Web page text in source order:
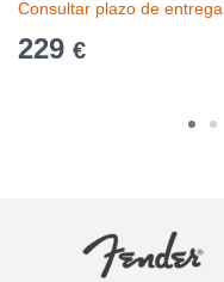
Consultar plazo de entrega
229 €